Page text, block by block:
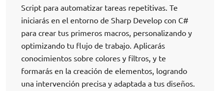
Script para automatizar tareas repetitivas. Te
iniciarás en el entorno de Sharp Develop con C#
para crear tus primeros macros, personalizando y
optimizando tu flujo de trabajo. Aplicarás
conocimientos sobre colores y filtros, y te
formarás en la creación de elementos, logrando
una intervención precisa y adaptada a tus diseños.